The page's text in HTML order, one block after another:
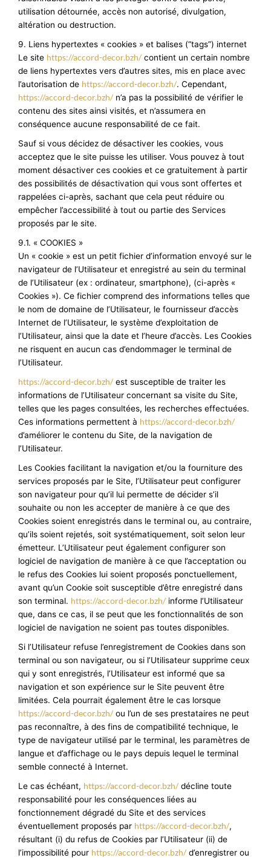
utilisation détournée, accès non autorisé, divulgation,
altération ou destruction.
9. Liens hypertextes « cookies » et balises (“tags”) internet
Le site https://accord-decor.bzh/ contient un certain nombre
de liens hypertextes vers d’autres sites, mis en place avec
l’autorisation de https://accord-decor.bzh/. Cependant,
https://accord-decor.bzh/ n’a pas la possibilité de vérifier le
contenu des sites ainsi visités, et n’assumera en
conséquence aucune responsabilité de ce fait.
Sauf si vous décidez de désactiver les cookies, vous
acceptez que le site puisse les utiliser. Vous pouvez à tout
moment désactiver ces cookies et ce gratuitement à partir
des possibilités de désactivation qui vous sont offertes et
rappelées ci-après, sachant que cela peut réduire ou
empêcher l’accessibilité à tout ou partie des Services
proposés par le site.
9.1. « COOKIES »
Un « cookie » est un petit fichier d’information envoyé sur le
navigateur de l’Utilisateur et enregistré au sein du terminal
de l’Utilisateur (ex : ordinateur, smartphone), (ci-après «
Cookies »). Ce fichier comprend des informations telles que
le nom de domaine de l’Utilisateur, le fournisseur d’accès
Internet de l’Utilisateur, le système d’exploitation de
l’Utilisateur, ainsi que la date et l’heure d’accès. Les Cookies
ne risquent en aucun cas d’endommager le terminal de
l’Utilisateur.
https://accord-decor.bzh/ est susceptible de traiter les
informations de l’Utilisateur concernant sa visite du Site,
telles que les pages consultées, les recherches effectuées.
Ces informations permettent à https://accord-decor.bzh/
d’améliorer le contenu du Site, de la navigation de
l’Utilisateur.
Les Cookies facilitant la navigation et/ou la fourniture des
services proposés par le Site, l’Utilisateur peut configurer
son navigateur pour qu’il lui permette de décider s’il
souhaite ou non les accepter de manière à ce que des
Cookies soient enregistrés dans le terminal ou, au contraire,
qu’ils soient rejetés, soit systématiquement, soit selon leur
émetteur. L’Utilisateur peut également configurer son
logiciel de navigation de manière à ce que l’acceptation ou
le refus des Cookies lui soient proposés ponctuellement,
avant qu’un Cookie soit susceptible d’être enregistré dans
son terminal. https://accord-decor.bzh/ informe l’Utilisateur
que, dans ce cas, il se peut que les fonctionnalités de son
logiciel de navigation ne soient pas toutes disponibles.
Si l’Utilisateur refuse l’enregistrement de Cookies dans son
terminal ou son navigateur, ou si l’Utilisateur supprime ceux
qui y sont enregistrés, l’Utilisateur est informé que sa
navigation et son expérience sur le Site peuvent être
limitées. Cela pourrait également être le cas lorsque
https://accord-decor.bzh/ ou l’un de ses prestataires ne peut
pas reconnaître, à des fins de compatibilité technique, le
type de navigateur utilisé par le terminal, les paramètres de
langue et d’affichage ou le pays depuis lequel le terminal
semble connecté à Internet.
Le cas échéant, https://accord-decor.bzh/ décline toute
responsabilité pour les conséquences liées au
fonctionnement dégradé du Site et des services
éventuellement proposés par https://accord-decor.bzh/,
résultant (i) du refus de Cookies par l’Utilisateur (ii) de
l’impossibilité pour https://accord-decor.bzh/ d’enregistrer ou